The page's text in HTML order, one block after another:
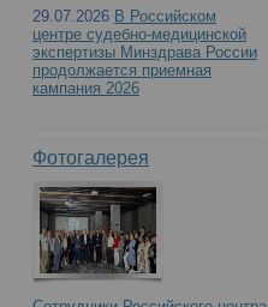
29.07.2026 В Российском
центре судебно-медицинской
экспертизы Минздрава России
продолжается приемная
кампания 2026
Фотогалерея